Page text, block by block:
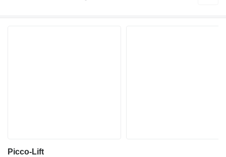
Picco-Lift